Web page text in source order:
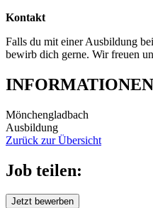
Kontakt
Falls du mit einer Ausbildung
bewirb dich gerne. Wir freuen
INFORMATIONEN
Mönchengladbach
Ausbildung
Zurück zur Übersicht
Job teilen:
Jetzt bewerben